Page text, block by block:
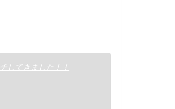
してきました！！